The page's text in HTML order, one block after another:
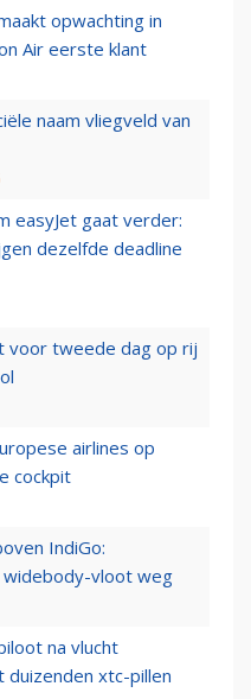
opwachting in
Air eerste klant
naam vliegveld van
easyJet gaat verder:
dezelfde deadline
voor tweede dag op rij
airlines op
cockpit
IndiGo:
vloot weg
na vlucht
duizenden xtc-pillen